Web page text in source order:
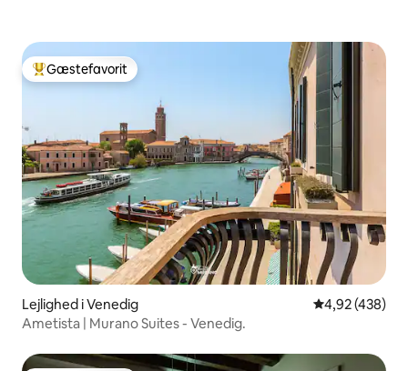
Bedste gæstefavorit
Gæstefavorit
Lejlighed i Venedig 4,92 ud af 5 i
4,92 (438)
Ametista | Murano Suites - Venedig.